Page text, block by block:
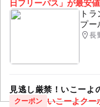
このイベントの
①ラフティング
②ジップライン 1
日フリーパス」が最安値
ト
プ
長
見逃し厳禁！いこーよ
クーポン いこーよクー